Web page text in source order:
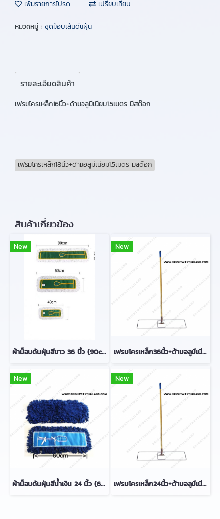
เพิ่มรายการโปรด เปรียบเทียบ
หมวดหมู่ : ชุดม็อบเส้นดันฝุ่น
รายละเอียดสินค้า
เฟรมโครเหล็ก16นิ้ว+ด้ามอลูมีเนียม1.5เมตร มีสต๊อก
เฟรมโครเหล็ก18นิ้ว+ด้ามอลูมีเนียม1.5เมตร มีสต๊อก
สินค้าเกี่ยวข้อง
New
ผ้าม็อบดันฝุ่นสีขาว 36 นิ้ว (90cm) มีสตีอก
New
เฟรมโครเหล็ก36นิ้ว+ด้ามอลูมีเนียม1.5เมตร มีสต๊อก
New
ผ้าม็อบดันฝุ่นสีน้ำเงิน 24 นิ้ว (60cm) มีสต๊อก
New
เฟรมโครเหล็ก24นิ้ว+ด้ามอลูมีเนียม1.5เมตร มีสต๊อก